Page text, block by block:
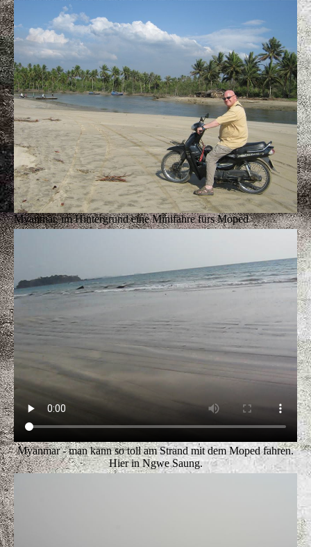
Myanmar, im Hintergrund eine Minifähre fürs Moped
Myanmar - man kann so toll am Strand mit dem Moped fahren.
Hier in Ngwe Saung.